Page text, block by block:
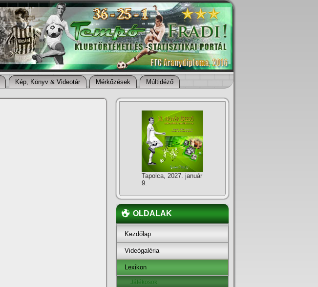
Kép, Könyv & Videotár Mérkőzések Múltidéző
Tapolca, 2027. január
9.
OLDALAK
Kezdőlap
Videógaléria
Lexikon
Játékosok